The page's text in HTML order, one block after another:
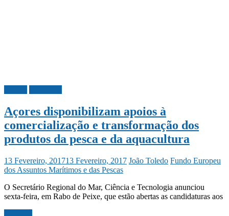
Açores disponibilizam apoios à
comercialização e transformação dos
produtos da pesca e da aquacultura
13 Fevereiro, 201713 Fevereiro, 2017 João Toledo Fundo Europeu
dos Assuntos Marítimos e das Pescas
O Secretário Regional do Mar, Ciência e Tecnologia anunciou
sexta-feira, em Rabo de Peixe, que estão abertas as candidaturas aos